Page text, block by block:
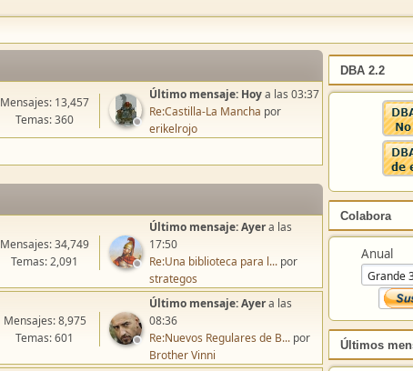
DBA 2.2
Colabora
Anual
Últimos
Mensajes: 13,457
Temas: 360
Último mensaje: Hoya las 03:37
Re:Castilla-La Mancha por
erikelrojo
Mensajes: 34,749
Temas: 2,091
Último mensaje:Ayera las
17:50
Re:Una biblioteca para l... por
strategos
Mensajes: 8,975
Temas: 601
Último mensaje:Ayera las
08:36
Re:Nuevos Regulares de B... por
Brother Vinni